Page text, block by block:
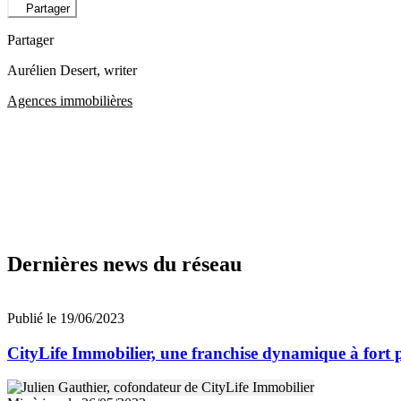
Partager
Partager
Aurélien Desert, writer
Agences immobilières
Dernières news du réseau
Publié le 19/06/2023
CityLife Immobilier, une franchise dynamique à fort